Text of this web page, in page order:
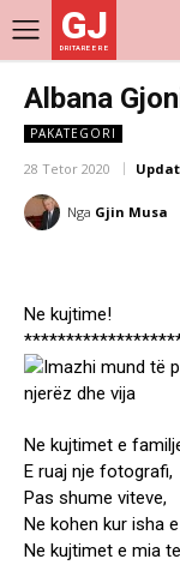
GJ
DRITARE E RE
Albana
PAKATEGORI
28 Tetor 2020
Nga Gjin Musa
Ne kujtime!
Ne kujtimet e
E ruaj nje fotografi,
Pas shume viteve,
Ne kohen kur isha
Ne kujtimet e mia